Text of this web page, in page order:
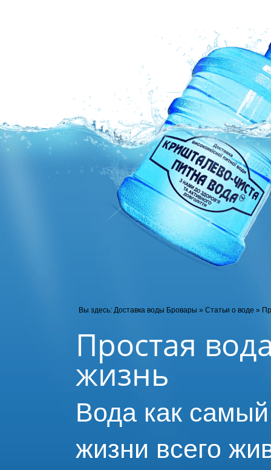
Вы здесь: Доставка воды Бровары » Статьи о воде »
Простая
жизнь
Вода как
жизни всего